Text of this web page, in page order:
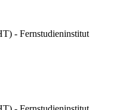
- Fernstudieninstitut